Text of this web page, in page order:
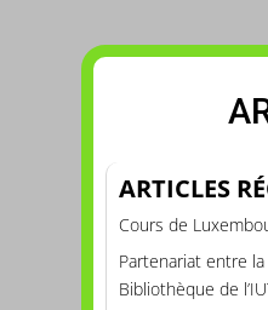
ARTICLES
Cours de
Partenariat entre
Bibliothèque de